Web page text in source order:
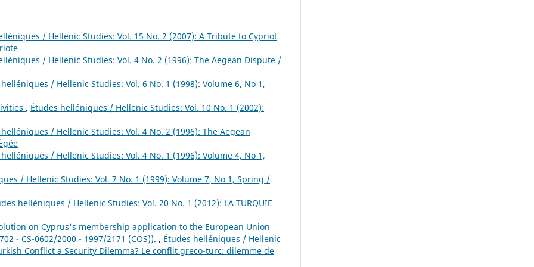
/ Hellenic Studies: Vol. 15 No. 2 (2007): A Tribute to Cypriot
/ Hellenic Studies: Vol. 4 No. 2 (1996): The Aegean Dispute /
/ Hellenic Studies: Vol. 6 No. 1 (1998): Volume 6, No 1,
, Études helléniques / Hellenic Studies: Vol. 10 No. 1 (2002):
/ Hellenic Studies: Vol. 4 No. 2 (1996): The Aegean
/ Hellenic Studies: Vol. 4 No. 1 (1996): Volume 4, No 1,
/ Hellenic Studies: Vol. 7 No. 1 (1999): Volume 7, No 1, Spring /
helléniques / Hellenic Studies: Vol. 20 No. 1 (2012): LA TURQUIE
on Cyprus's membership application to the European Union
- CS-0602/2000 - 1997/2171 (COS)). , Études helléniques / Hellenic
Conflict a Security Dilemma? Le conflit greco-turc: dilemme de